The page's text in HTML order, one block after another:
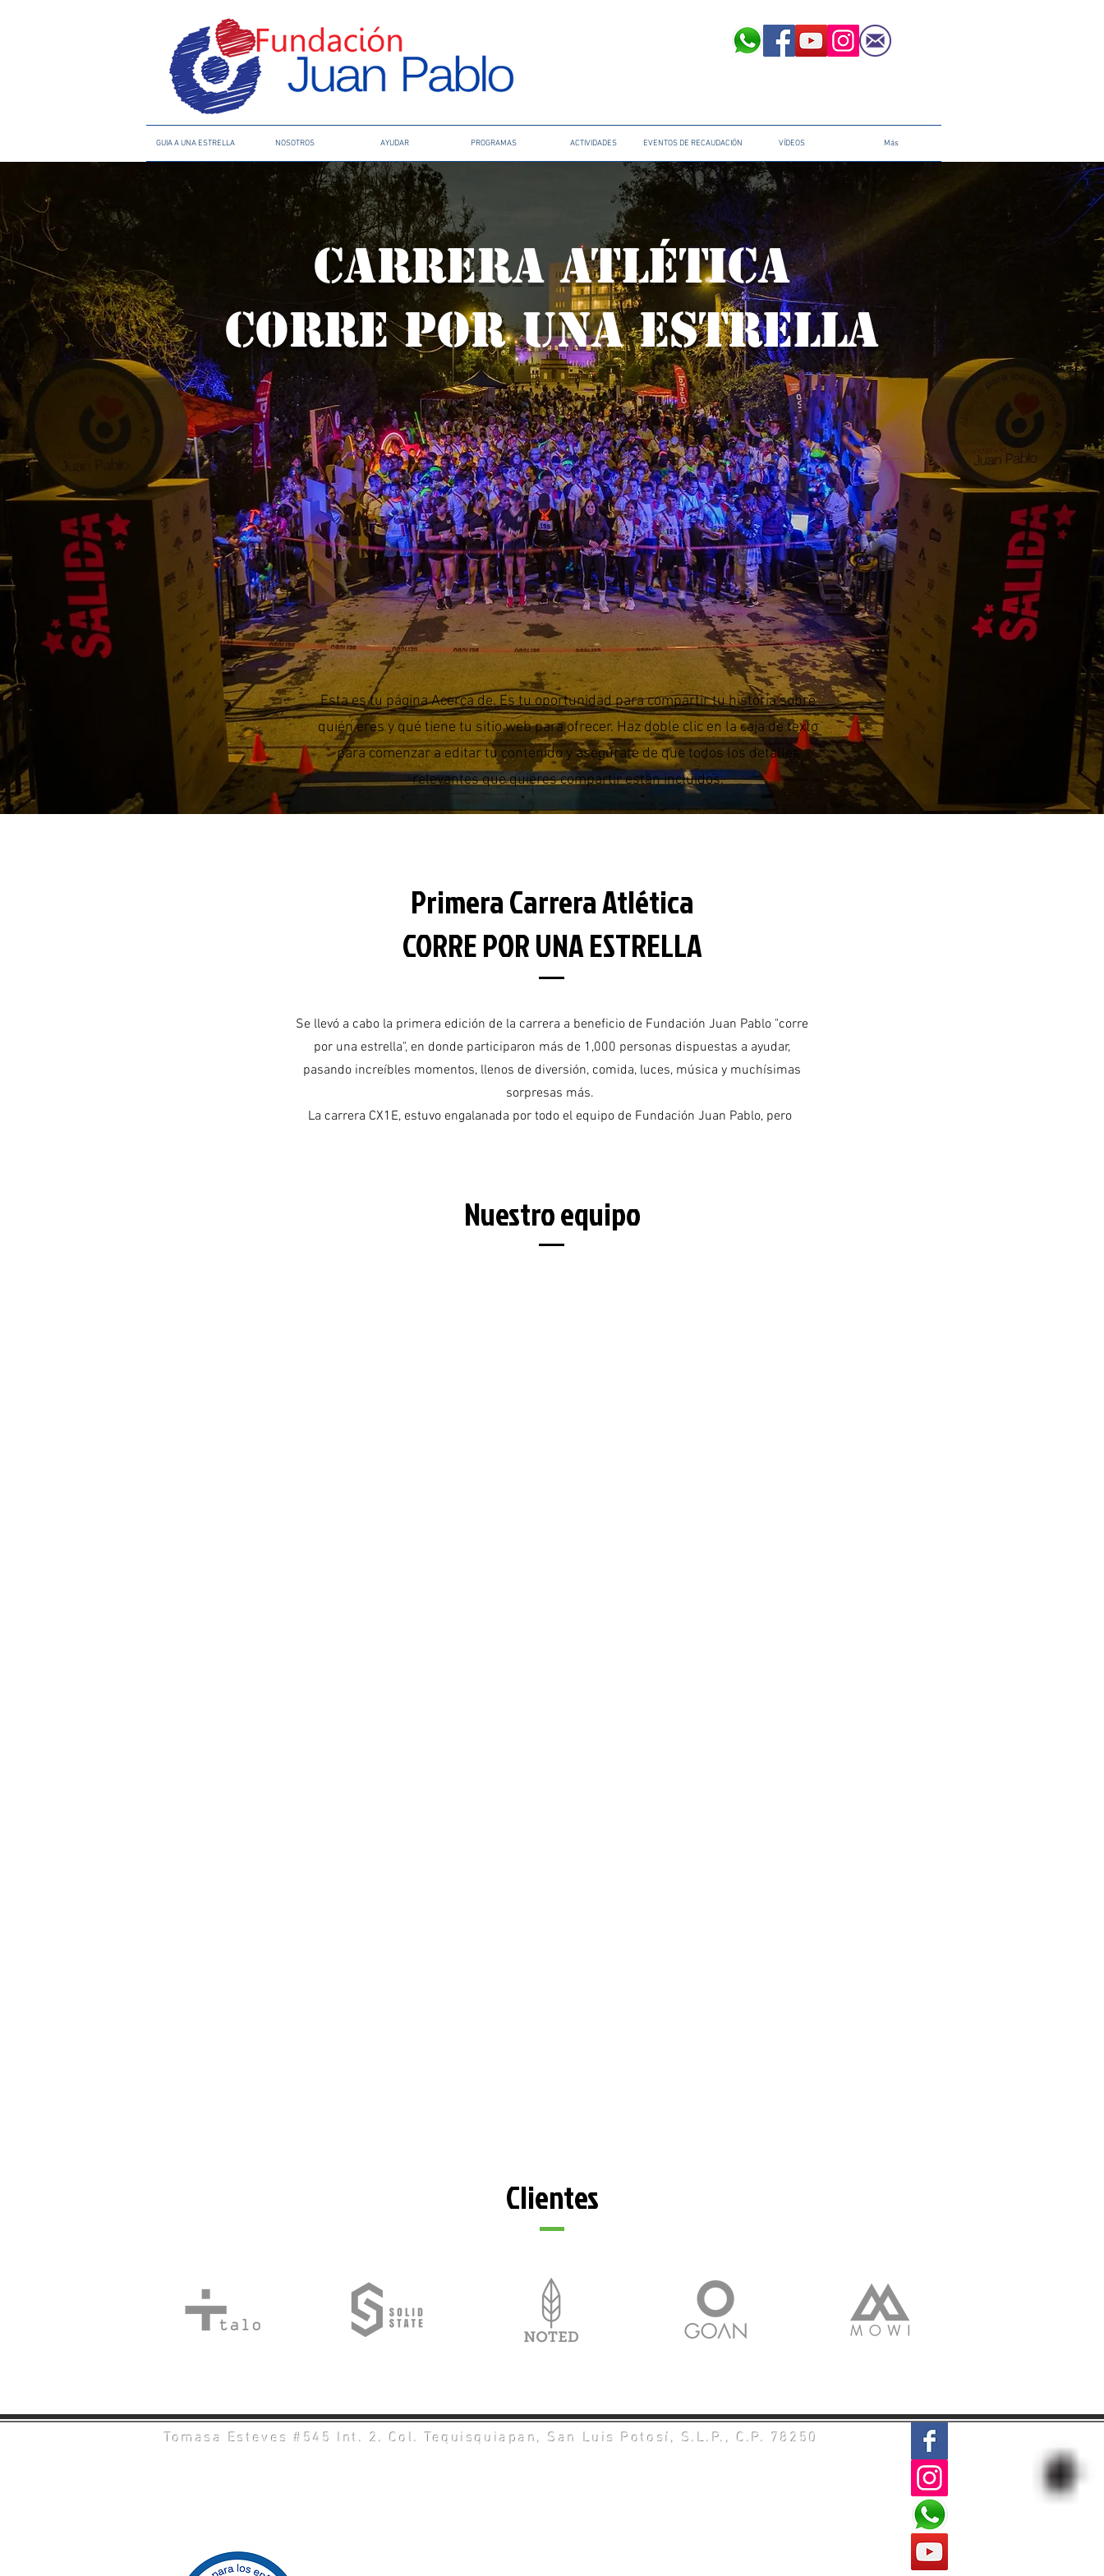
GUIA A UNA ESTRELLA NOSOTROS AYUDAR PROGRAMAS ACTIVIDADES EVENTOS DE RECAUDACIÓN VÍDEOS Más
CARRERA ATLÉTICA
CORRE POR UNA ESTRELLA
Esta es tu página Acerca de. Es tu oportunidad para compartir tu historia sobre
quién eres y qué tiene tu sitio web para ofrecer. Haz doble clic en la caja de texto
para comenzar a editar tu contenido y asegúrate de que todos los detalles
relevantes que quieres compartir están incluidos.
Primera Carrera Atlética
CORRE POR UNA ESTRELLA
Se llevó a cabo la primera edición de la carrera a beneficio de Fundación Juan Pablo "corre
por una estrella", en donde participaron más de 1,000 personas dispuestas a ayudar,
pasando increíbles momentos, llenos de diversión, comida, luces, música y muchísimas
sorpresas más.
La carrera CX1E, estuvo engalanada por todo el equipo de Fundación Juan Pablo, pero
Nuestro equipo
Clientes
Tomasa Esteves #545 Int. 2. Col. Tequisquiapan, San Luis Potosí, S.L.P., C.P. 78250